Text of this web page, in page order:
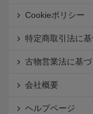
Cookieポリシー
特定商取引法に
古物営業法に基
会社概要
ヘルプページ